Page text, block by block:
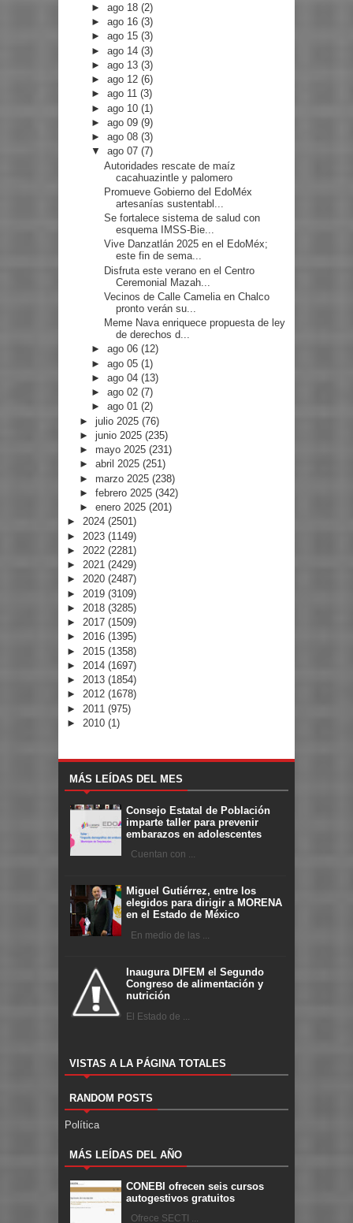
►ago 18(2)
►ago 16(3)
►ago 15(3)
►ago 14(3)
►ago 13(3)
►ago 12(6)
►ago 11(3)
►ago 10(1)
►ago 09(9)
►ago 08(3)
▼ago 07(7)
Autoridades rescate de maíz
cacahuazintle y palomero
Promueve Gobierno del EdoMéx
artesanías sustentabl...
Se fortalece sistema de salud con
esquema IMSS-Bie...
Vive Danzatlán 2025 en el EdoMéx;
este fin de sema...
Disfruta este verano en el Centro
Ceremonial Mazah...
Vecinos de Calle Camelia en Chalco
pronto verán su...
Meme Nava enriquece propuesta de ley
de derechos d...
►ago 06(12)
►ago 05(1)
►ago 04(13)
►ago 02(7)
►ago 01(2)
► julio 2025 (76)
► junio 2025 (235)
► mayo 2025 (231)
► abril 2025 (251)
► marzo 2025 (238)
► febrero 2025 (342)
► enero 2025 (201)
► 2024 (2501)
► 2023 (1149)
► 2022 (2281)
► 2021 (2429)
► 2020 (2487)
► 2019 (3109)
► 2018 (3285)
► 2017 (1509)
► 2016 (1395)
► 2015 (1358)
► 2014 (1697)
► 2013 (1854)
► 2012 (1678)
► 2011 (975)
► 2010 (1)
MÁS LEÍDAS DEL MES
Consejo Estatal de Población
imparte taller para prevenir
embarazos en adolescentes
Cuentan con ...
Miguel Gutiérrez, entre los
elegidos para dirigir a MORENA
en el Estado de México
En medio de las ...
Inaugura DIFEM el Segundo
Congreso de alimentación y
nutrición
El Estado de ...
VISTAS A LA PÁGINA TOTALES
RANDOM POSTS
Política
MÁS LEÍDAS DEL AÑO
CONEBI ofrecen seis cursos
autogestivos gratuitos
Ofrece SECTI ...